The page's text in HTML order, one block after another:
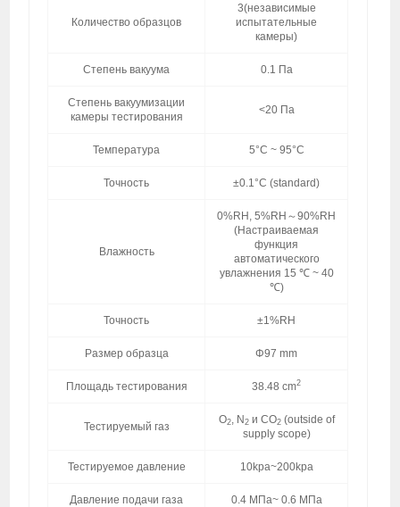
Количество образцов
3(независимые
испытательные
камеры)
Степень вакуума 0.1 Па
Степень вакуумизации
камеры тестирования
<20 Па
Температура 5°C ~ 95°C
Точность ±0.1°C (standard)
Влажность
0%RH, 5%RH～90%RH
(Настраиваемая
функция
автоматического
увлажнения 15 ℃ ~ 40
℃)
Точность ±1%RH
Размер образца Φ97 mm
Площадь тестирования 38.48 cm2
Тестируемый газ
O2, N2и CO2(outside of
supply scope)
Тестируемое давление 10kpa~200kpa
Давление подачи газа 0.4 МПа~ 0.6 МПа